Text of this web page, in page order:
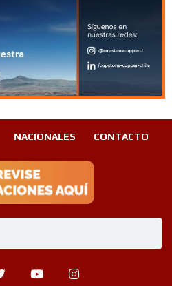
NACIONALES CONTACTO